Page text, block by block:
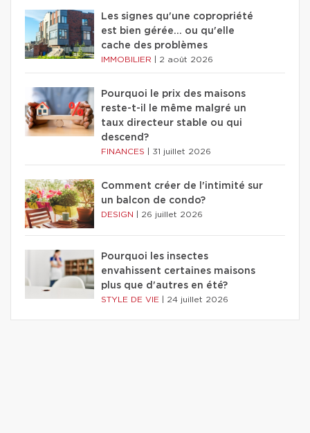
Les signes qu'une copropriété
est bien gérée… ou qu'elle
cache des problèmes
IMMOBILIER 2 août 2026
Pourquoi le prix des maisons
reste-t-il le même malgré un
taux directeur stable ou qui
descend?
FINANCES 31 juillet 2026
Comment créer de l'intimité sur
un balcon de condo?
DESIGN 26 juillet 2026
Pourquoi les insectes
envahissent certaines maisons
plus que d'autres en été?
STYLE DE VIE 24 juillet 2026